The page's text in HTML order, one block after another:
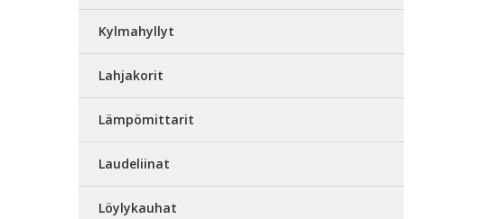
Kylmahyllyt
Lahjakorit
Lämpömittarit
Laudeliinat
Löylykauhat